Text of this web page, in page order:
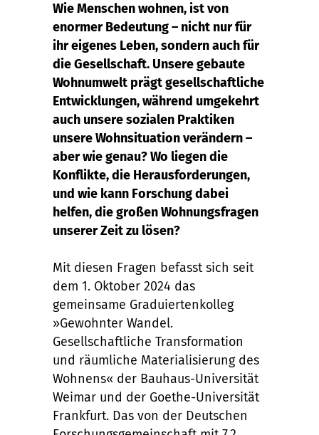
Wie Menschen wohnen, ist von
enormer Bedeutung – nicht nur für
ihr eigenes Leben, sondern auch für
die Gesellschaft. Unsere gebaute
Wohnumwelt prägt gesellschaftliche
Entwicklungen, während umgekehrt
auch unsere sozialen Praktiken
unsere Wohnsituation verändern –
aber wie genau? Wo liegen die
Konflikte, die Herausforderungen,
und wie kann Forschung dabei
helfen, die großen Wohnungsfragen
unserer Zeit zu lösen?
Mit diesen Fragen befasst sich seit
dem 1. Oktober 2024 das
gemeinsame Graduiertenkolleg
»Gewohnter Wandel.
Gesellschaftliche Transformation
und räumliche Materialisierung des
Wohnens« der Bauhaus-Universität
Weimar und der Goethe-Universität
Frankfurt. Das von der Deutschen